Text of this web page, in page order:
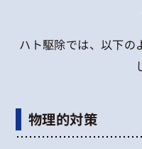
ハト駆除では、以下の
物理的対策